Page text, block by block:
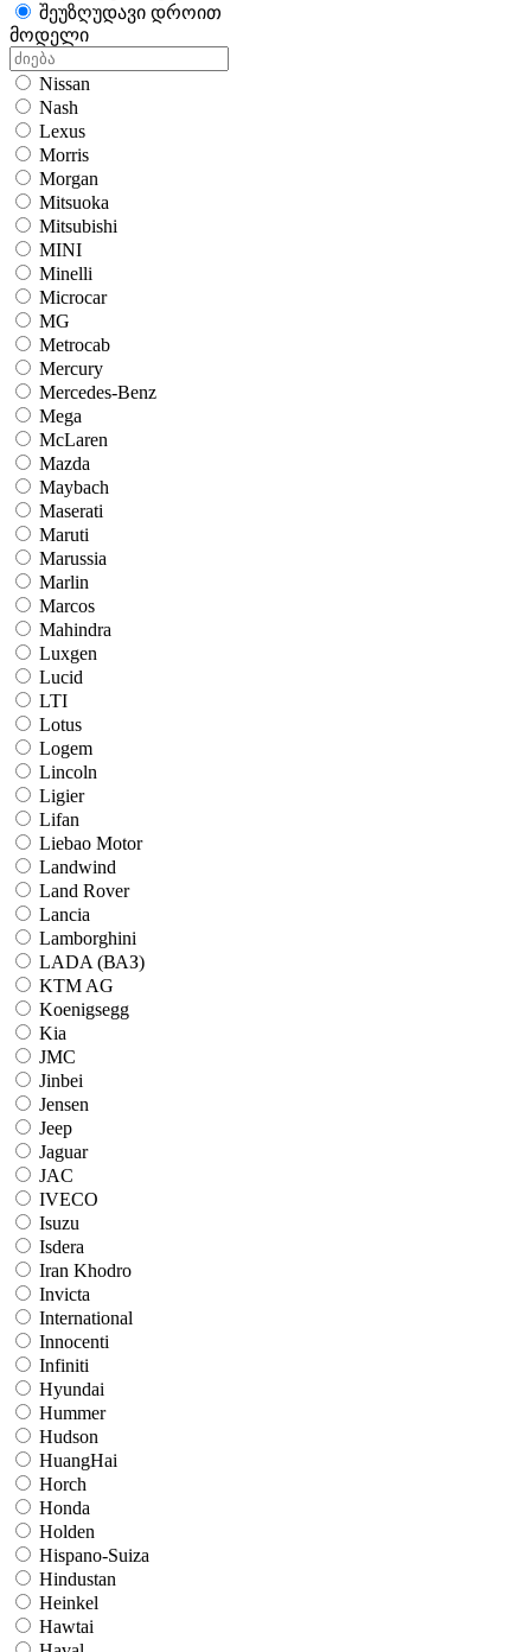
შეუზღუდავი დროით
მოდელი
Nissan
Nash
Lexus
Morris
Morgan
Mitsuoka
Mitsubishi
MINI
Minelli
Microcar
MG
Metrocab
Mercury
Mercedes-Benz
Mega
McLaren
Mazda
Maybach
Maserati
Maruti
Marussia
Marlin
Marcos
Mahindra
Luxgen
Lucid
LTI
Lotus
Logem
Lincoln
Ligier
Lifan
Liebao Motor
Landwind
Land Rover
Lancia
Lamborghini
LADA (ВАЗ)
KTM AG
Koenigsegg
Kia
JMC
Jinbei
Jensen
Jeep
Jaguar
JAC
IVECO
Isuzu
Isdera
Iran Khodro
Invicta
International
Innocenti
Infiniti
Hyundai
Hummer
Hudson
HuangHai
Horch
Honda
Holden
Hispano-Suiza
Hindustan
Heinkel
Hawtai